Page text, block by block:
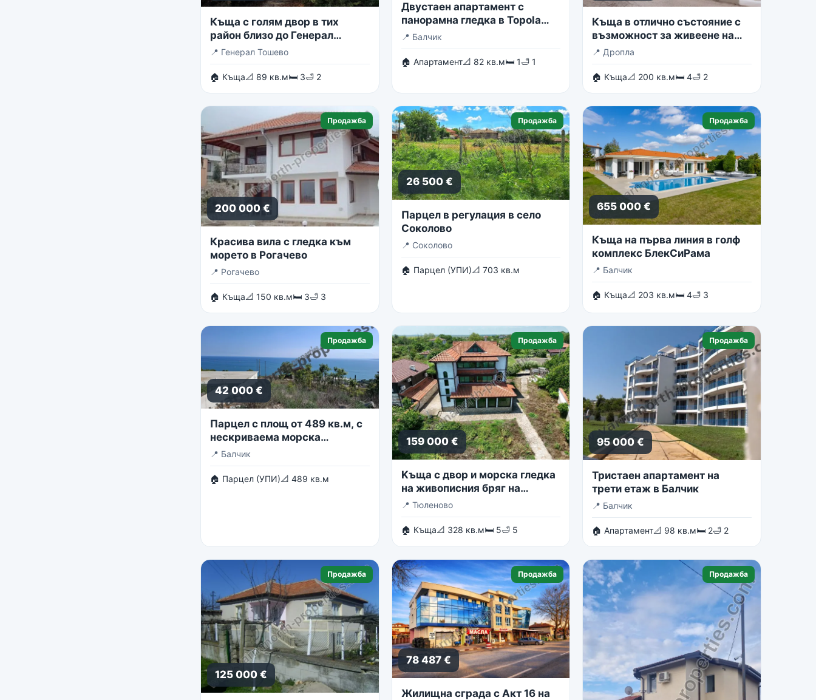
Къща с голям двор в тих
район близо до Генерал
Тошево
📍 Генерал Тошево
🏠 Къща📐 89 кв.м🛏 3🛁 2
Двустаен апартамент с
панорамна гледка в Topola
Skies
📍 Балчик
🏠 Апартамент📐 82 кв.м🛏 1🛁 1
Къща в отлично състояние с
възможност за живеене на
две семейства
📍 Дропла
🏠 Къща📐 200 кв.м🛏 4🛁 2
Продажба
200 000 €
Красива вила с гледка към
морето в Рогачево
📍 Рогачево
🏠 Къща📐 150 кв.м🛏 3🛁 3
Продажба
26 500 €
Парцел в регулация в село
Соколово
📍 Соколово
🏠 Парцел (УПИ)📐 703 кв.м
Продажба
655 000 €
Къща на първа линия в голф
комплекс БлекСиРама
📍 Балчик
🏠 Къща📐 203 кв.м🛏 4🛁 3
Продажба
42 000 €
Парцел с площ от 489 кв.м, с
нескриваема морска
панорама
📍 Балчик
🏠 Парцел (УПИ)📐 489 кв.м
Продажба
159 000 €
Kъща с двор и морска гледка
на живописния бряг на
Тюленово
📍 Тюленово
🏠 Къща📐 328 кв.м🛏 5🛁 5
Продажба
95 000 €
Тристаен апартамент на
трети етаж в Балчик
📍 Балчик
🏠 Апартамент📐 98 кв.м🛏 2🛁 2
Продажба
125 000 €
Продажба
78 487 €
Жилищна сграда с Акт 16 на
Продажба